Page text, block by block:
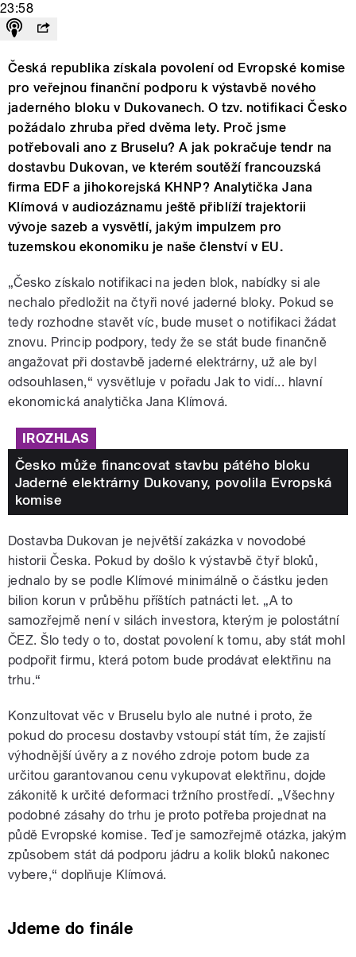
23:58
Česká republika získala povolení od Evropské komise
pro veřejnou finanční podporu k výstavbě nového
jaderného bloku v Dukovanech. O tzv. notifikaci Česko
požádalo zhruba před dvěma lety. Proč jsme
potřebovali ano z Bruselu? A jak pokračuje tendr na
dostavbu Dukovan, ve kterém soutěží francouzská
firma EDF a jihokorejská KHNP? Analytička Jana
Klímová v audiozáznamu ještě přiblíží trajektorii
vývoje sazeb a vysvětlí, jakým impulzem pro
tuzemskou ekonomiku je naše členství v EU.
„Česko získalo notifikaci na jeden blok, nabídky si ale
nechalo předložit na čtyři nové jaderné bloky. Pokud se
tedy rozhodne stavět víc, bude muset o notifikaci žádat
znovu. Princip podpory, tedy že se stát bude finančně
angažovat při dostavbě jaderné elektrárny, už ale byl
odsouhlasen,“ vysvětluje v pořadu Jak to vidí... hlavní
ekonomická analytička Jana Klímová.
IROZHLAS
Česko může financovat stavbu pátého bloku
Jaderné elektrárny Dukovany, povolila Evropská
komise
Dostavba Dukovan je největší zakázka v novodobé
historii Česka. Pokud by došlo k výstavbě čtyř bloků,
jednalo by se podle Klímové minimálně o částku jeden
bilion korun v průběhu příštích patnácti let. „A to
samozřejmě není v silách investora, kterým je polostátní
ČEZ. Šlo tedy o to, dostat povolení k tomu, aby stát mohl
podpořit firmu, která potom bude prodávat elektřinu na
trhu.“
Konzultovat věc v Bruselu bylo ale nutné i proto, že
pokud do procesu dostavby vstoupí stát tím, že zajistí
výhodnější úvěry a z nového zdroje potom bude za
určitou garantovanou cenu vykupovat elektřinu, dojde
zákonitě k určité deformaci tržního prostředí. „Všechny
podobné zásahy do trhu je proto potřeba projednat na
půdě Evropské komise. Teď je samozřejmě otázka, jakým
způsobem stát dá podporu jádru a kolik bloků nakonec
vybere,“ doplňuje Klímová.
Jdeme do finále